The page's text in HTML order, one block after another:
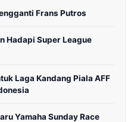
Frans Putros
Hadapi Super League
Laga Kandang Piala AFF
Yamaha Sunday Race